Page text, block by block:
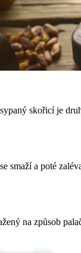
skořicí je
smaží a poté
na způsob